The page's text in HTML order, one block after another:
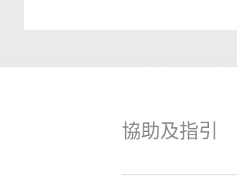
協助及指引